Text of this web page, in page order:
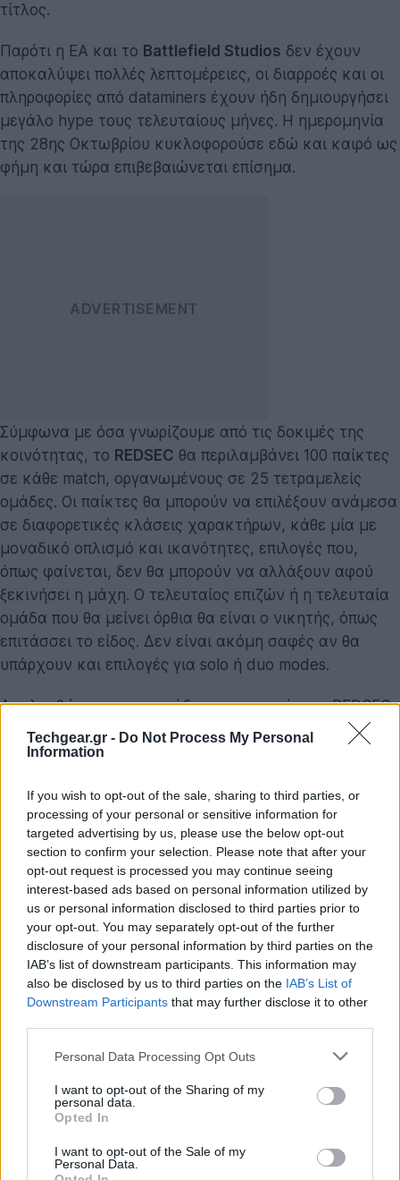
Techgear.gr - Do Not Process My Personal
Information
If you wish to opt-out of the sale, sharing to third parties, or
processing of your personal or sensitive information for
targeted advertising by us, please use the below opt-out
section to confirm your selection. Please note that after your
opt-out request is processed you may continue seeing
interest-based ads based on personal information utilized by
us or personal information disclosed to third parties prior to
your opt-out. You may separately opt-out of the further
disclosure of your personal information by third parties on the
IAB’s list of downstream participants. This information may
also be disclosed by us to third parties on the IAB’s List of
Downstream Participants that may further disclose it to other
Please note that this website/app uses one or more Google
not limited to your visit or usage behaviour. You may click to
grant or deny consent to Google and its third-party tags to
use your data for below specified purposes in below Google
consent section.
Personal Data Processing Opt Outs
I want to opt-out of the Sharing of my
personal data.
Opted In
I want to opt-out of the Sale of my
Personal Data.
τίτλος.
Παρότι η EA και το Battlefield Studios δεν έχουν
αποκαλύψει πολλές λεπτομέρειες, οι διαρροές και οι
πληροφορίες από dataminers έχουν ήδη δημιουργήσει
μεγάλο hype τους τελευταίους μήνες. Η ημερομηνία
της 28ης Οκτωβρίου κυκλοφορούσε εδώ και καιρό ως
φήμη και τώρα επιβεβαιώνεται επίσημα.
Σύμφωνα με όσα γνωρίζουμε από τις δοκιμές της
κοινότητας, το REDSEC θα περιλαμβάνει 100 παίκτες
σε κάθε match, οργανωμένους σε 25 τετραμελείς
ομάδες. Οι παίκτες θα μπορούν να επιλέξουν ανάμεσα
σε διαφορετικές κλάσεις χαρακτήρων, κάθε μία με
μοναδικό οπλισμό και ικανότητες, επιλογές που,
όπως φαίνεται, δεν θα μπορούν να αλλάξουν αφού
ξεκινήσει η μάχη. Ο τελευταίος επιζών ή η τελευταία
ομάδα που θα μείνει όρθια θα είναι ο νικητής, όπως
επιτάσσει το είδος. Δεν είναι ακόμη σαφές αν θα
υπάρχουν και επιλογές για solo ή duo modes.
Ακολουθώντας την παράδοση της σειράς, το REDSEC
υπόσχεται ένα περιβάλλον υψηλής
καταστροφικότητας, με χάρτες που θα μπορούν να
κόσμος του παιχνιδιού λέγεται ότι είναι τεράστιος,
γεμάτος οχήματα μεταφοράς και θωρακισμένα
άρματα, δίνοντας στους παίκτες τη δυνατότητα να
εκμεταλλευτούν πλήρως τη στρατηγική και το χάος
που χαρακτηρίζουν το Battlefield.
Μια ενδιαφέρουσα λεπτομέρεια είναι ο “ring”
μηχανισμός, το χαρακτηριστικό συρρικνούμενο πεδίο
που περιορίζει τη ζώνη δράσης. Σύμφωνα με τις
πρώτες πληροφορίες, η ζώνη αυτή θα είναι «η πιο
θανατηφόρα» που έχει υπάρξει σε battle royale,
εξοντώνοντας σχεδόν ακαριαία όποιον παίκτη
Η ομάδα ανάπτυξης είχε αφήσει να εννοηθεί ήδη από
απλώς άλλη μια παραλλαγή του είδους, αλλά μια